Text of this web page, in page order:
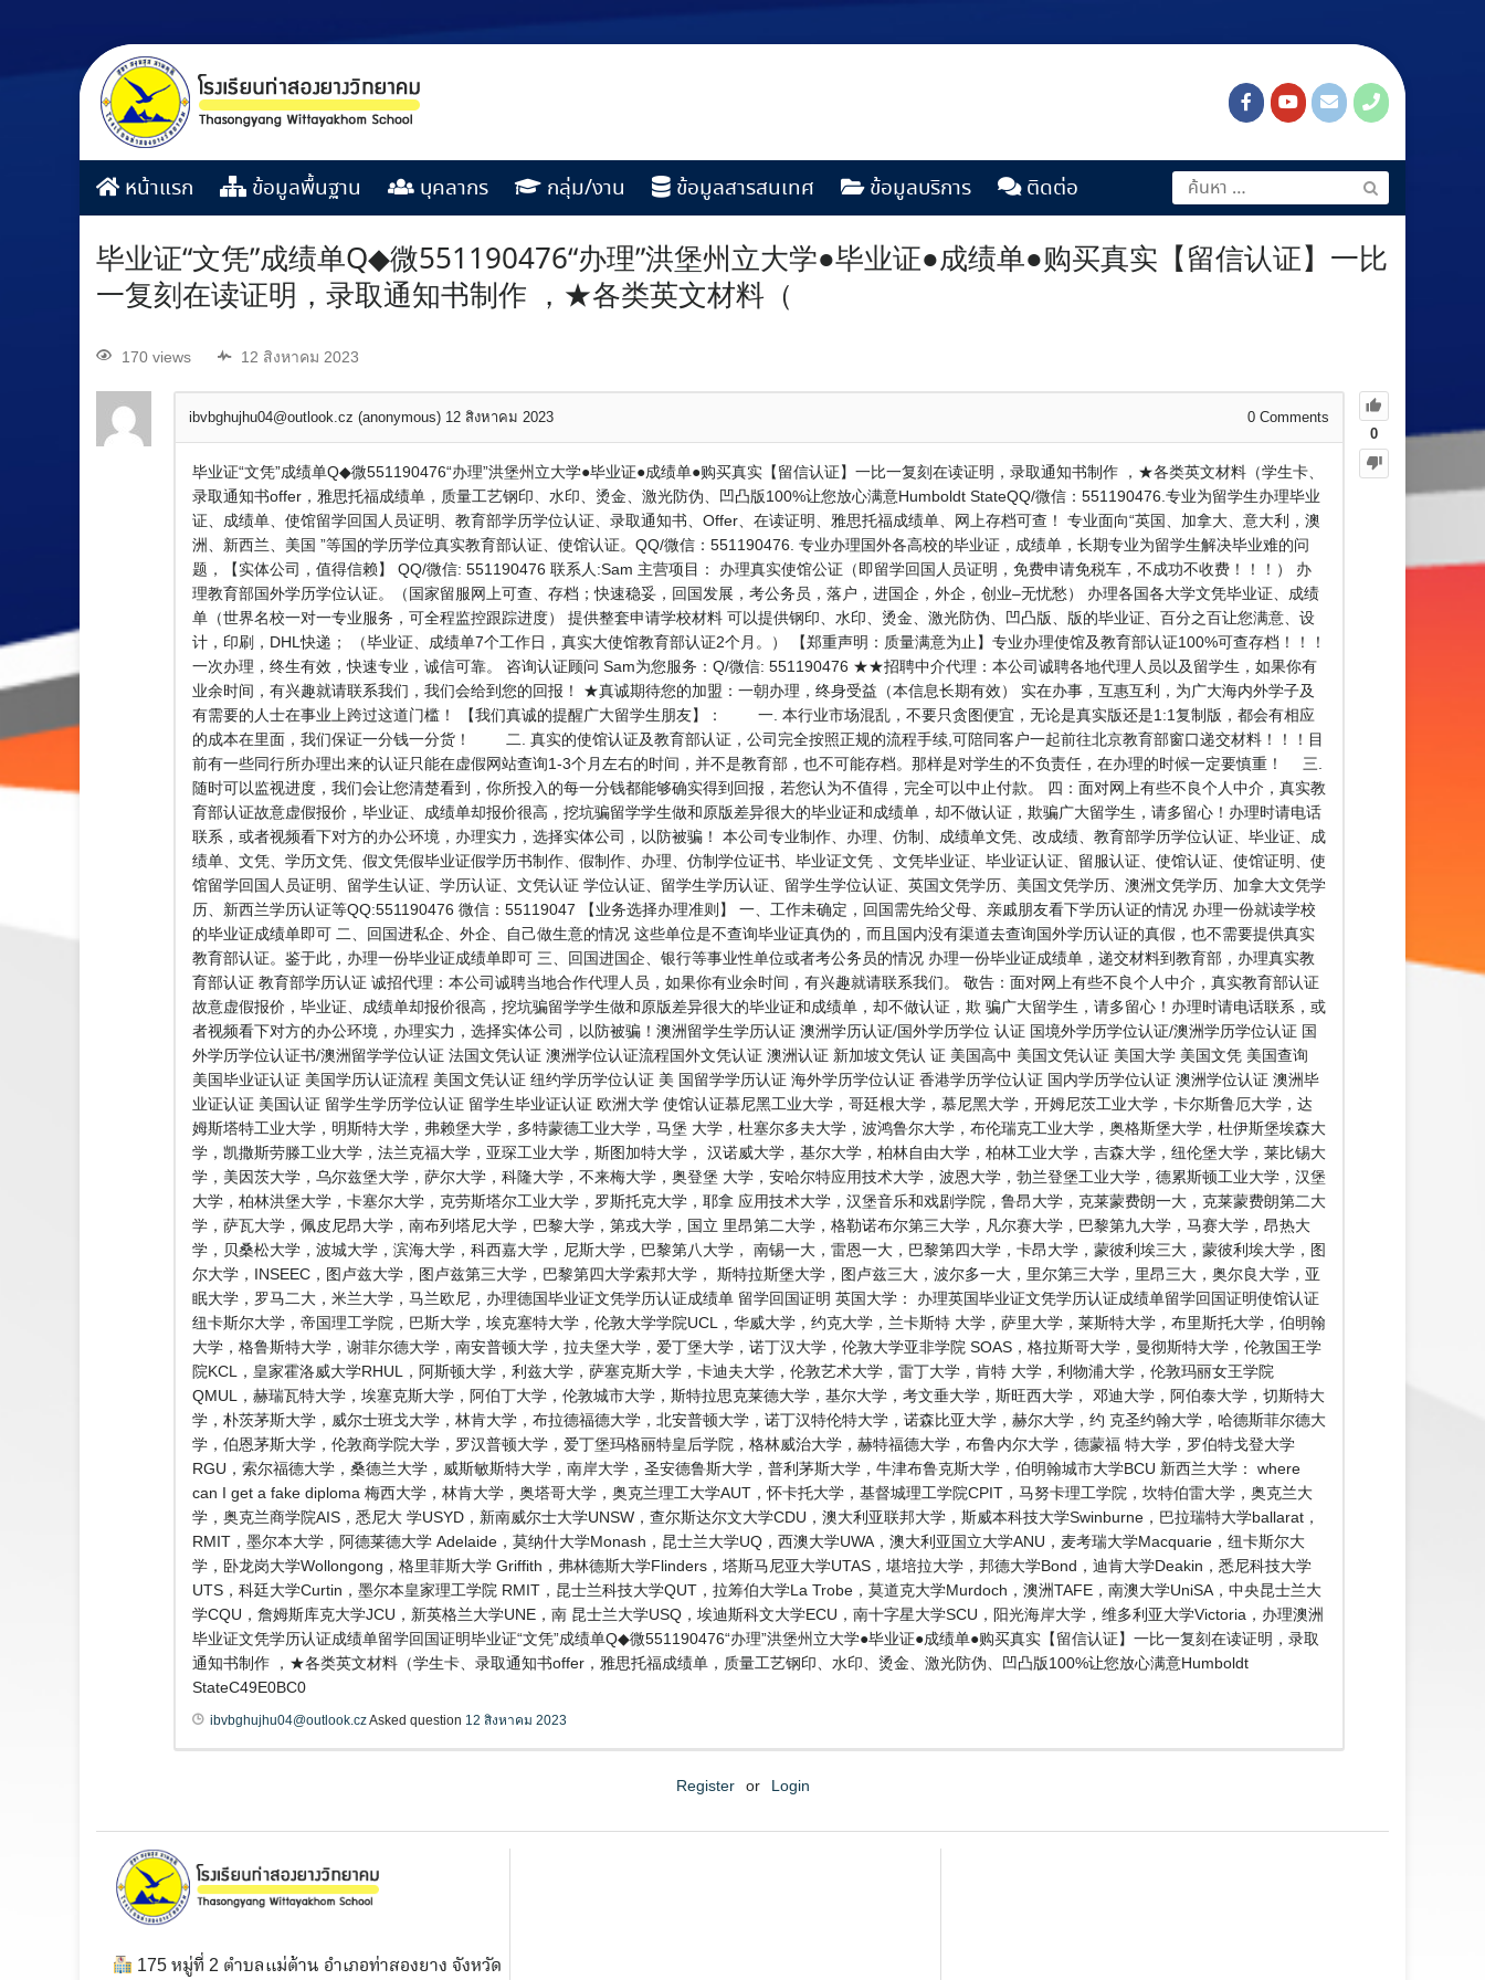
หน้าแรก ข้อมูลพื้นฐาน บุคลากร กลุ่ม/งาน ข้อมูลสารสนเทศ ข้อมูลบริการ ติดต่อ
毕业证“文凭”成绩单Q◆微551190476“办理”洪堡州立大学●毕业证●成绩单●购买真实【留信认证】一比
一复刻在读证明，录取通知书制作 ，★各类英文材料（
170 views 12 สิงหาคม 2023
0
ibvbghujhu04@outlook.cz (anonymous) 12 สิงหาคม 2023 0 Comments
毕业证“文凭”成绩单Q◆微551190476“办理”洪堡州立大学●毕业证●成绩单●购买真实【留信认证】一比一复刻在读证明，录取通知书制作 ，★各类英文材料（学生卡、
录取通知书offer，雅思托福成绩单，质量工艺钢印、水印、烫金、激光防伪、凹凸版100%让您放心满意Humboldt StateQQ/微信：551190476.专业为留学生办理毕业
证、成绩单、使馆留学回国人员证明、教育部学历学位认证、录取通知书、Offer、在读证明、雅思托福成绩单、网上存档可查！ 专业面向“英国、加拿大、意大利，澳
洲、新西兰、美国 ”等国的学历学位真实教育部认证、使馆认证。QQ/微信：551190476. 专业办理国外各高校的毕业证，成绩单，长期专业为留学生解决毕业难的问
题，【实体公司，值得信赖】 QQ/微信: 551190476 联系人:Sam 主营项目： 办理真实使馆公证（即留学回国人员证明，免费申请免税车，不成功不收费！！！） 办
理教育部国外学历学位认证。（国家留服网上可查、存档；快速稳妥，回国发展，考公务员，落户，进国企，外企，创业–无忧愁） 办理各国各大学文凭毕业证、成绩
单（世界名校一对一专业服务，可全程监控跟踪进度） 提供整套申请学校材料 可以提供钢印、水印、烫金、激光防伪、凹凸版、版的毕业证、百分之百让您满意、设
计，印刷，DHL快递； （毕业证、成绩单7个工作日，真实大使馆教育部认证2个月。） 【郑重声明：质量满意为止】专业办理使馆及教育部认证100%可查存档！！！
一次办理，终生有效，快速专业，诚信可靠。 咨询认证顾问 Sam为您服务：Q/微信: 551190476 ★★招聘中介代理：本公司诚聘各地代理人员以及留学生，如果你有
业余时间，有兴趣就请联系我们，我们会给到您的回报！ ★真诚期待您的加盟：一朝办理，终身受益（本信息长期有效） 实在办事，互惠互利，为广大海内外学子及
有需要的人士在事业上跨过这道门槛！ 【我们真诚的提醒广大留学生朋友】： 一. 本行业市场混乱，不要只贪图便宜，无论是真实版还是1:1复制版，都会有相应
的成本在里面，我们保证一分钱一分货！ 二. 真实的使馆认证及教育部认证，公司完全按照正规的流程手续,可陪同客户一起前往北京教育部窗口递交材料！！！目
前有一些同行所办理出来的认证只能在虚假网站查询1-3个月左右的时间，并不是教育部，也不可能存档。那样是对学生的不负责任，在办理的时候一定要慎重！ 三.
随时可以监视进度，我们会让您清楚看到，你所投入的每一分钱都能够确实得到回报，若您认为不值得，完全可以中止付款。 四：面对网上有些不良个人中介，真实教
育部认证故意虚假报价，毕业证、成绩单却报价很高，挖坑骗留学学生做和原版差异很大的毕业证和成绩单，却不做认证，欺骗广大留学生，请多留心！办理时请电话
联系，或者视频看下对方的办公环境，办理实力，选择实体公司，以防被骗！ 本公司专业制作、办理、仿制、成绩单文凭、改成绩、教育部学历学位认证、毕业证、成
绩单、文凭、学历文凭、假文凭假毕业证假学历书制作、假制作、办理、仿制学位证书、毕业证文凭 、文凭毕业证、毕业证认证、留服认证、使馆认证、使馆证明、使
馆留学回国人员证明、留学生认证、学历认证、文凭认证 学位认证、留学生学历认证、留学生学位认证、英国文凭学历、美国文凭学历、澳洲文凭学历、加拿大文凭学
历、新西兰学历认证等QQ:551190476 微信：55119047 【业务选择办理准则】 一、工作未确定，回国需先给父母、亲戚朋友看下学历认证的情况 办理一份就读学校
的毕业证成绩单即可 二、回国进私企、外企、自己做生意的情况 这些单位是不查询毕业证真伪的，而且国内没有渠道去查询国外学历认证的真假，也不需要提供真实
教育部认证。鉴于此，办理一份毕业证成绩单即可 三、回国进国企、银行等事业性单位或者考公务员的情况 办理一份毕业证成绩单，递交材料到教育部，办理真实教
育部认证 教育部学历认证 诚招代理：本公司诚聘当地合作代理人员，如果你有业余时间，有兴趣就请联系我们。 敬告：面对网上有些不良个人中介，真实教育部认证
故意虚假报价，毕业证、成绩单却报价很高，挖坑骗留学学生做和原版差异很大的毕业证和成绩单，却不做认证，欺 骗广大留学生，请多留心！办理时请电话联系，或
者视频看下对方的办公环境，办理实力，选择实体公司，以防被骗！澳洲留学生学历认证 澳洲学历认证/国外学历学位 认证 国境外学历学位认证/澳洲学历学位认证 国
外学历学位认证书/澳洲留学学位认证 法国文凭认证 澳洲学位认证流程国外文凭认证 澳洲认证 新加坡文凭认 证 美国高中 美国文凭认证 美国大学 美国文凭 美国查询
美国毕业证认证 美国学历认证流程 美国文凭认证 纽约学历学位认证 美 国留学学历认证 海外学历学位认证 香港学历学位认证 国内学历学位认证 澳洲学位认证 澳洲毕
业证认证 美国认证 留学生学历学位认证 留学生毕业证认证 欧洲大学 使馆认证慕尼黑工业大学，哥廷根大学，慕尼黑大学，开姆尼茨工业大学，卡尔斯鲁厄大学，达
姆斯塔特工业大学，明斯特大学，弗赖堡大学，多特蒙德工业大学，马堡 大学，杜塞尔多夫大学，波鸿鲁尔大学，布伦瑞克工业大学，奥格斯堡大学，杜伊斯堡埃森大
学，凯撒斯劳滕工业大学，法兰克福大学，亚琛工业大学，斯图加特大学， 汉诺威大学，基尔大学，柏林自由大学，柏林工业大学，吉森大学，纽伦堡大学，莱比锡大
学，美因茨大学，乌尔兹堡大学，萨尔大学，科隆大学，不来梅大学，奥登堡 大学，安哈尔特应用技术大学，波恩大学，勃兰登堡工业大学，德累斯顿工业大学，汉堡
大学，柏林洪堡大学，卡塞尔大学，克劳斯塔尔工业大学，罗斯托克大学，耶拿 应用技术大学，汉堡音乐和戏剧学院，鲁昂大学，克莱蒙费朗一大，克莱蒙费朗第二大
学，萨瓦大学，佩皮尼昂大学，南布列塔尼大学，巴黎大学，第戎大学，国立 里昂第二大学，格勒诺布尔第三大学，凡尔赛大学，巴黎第九大学，马赛大学，昂热大
学，贝桑松大学，波城大学，滨海大学，科西嘉大学，尼斯大学，巴黎第八大学， 南锡一大，雷恩一大，巴黎第四大学，卡昂大学，蒙彼利埃三大，蒙彼利埃大学，图
尔大学，INSEEC，图卢兹大学，图卢兹第三大学，巴黎第四大学索邦大学， 斯特拉斯堡大学，图卢兹三大，波尔多一大，里尔第三大学，里昂三大，奥尔良大学，亚
眠大学，罗马二大，米兰大学，马兰欧尼，办理德国毕业证文凭学历认证成绩单 留学回国证明 英国大学： 办理英国毕业证文凭学历认证成绩单留学回国证明使馆认证
纽卡斯尔大学，帝国理工学院，巴斯大学，埃克塞特大学，伦敦大学学院UCL，华威大学，约克大学，兰卡斯特 大学，萨里大学，莱斯特大学，布里斯托大学，伯明翰
大学，格鲁斯特大学，谢菲尔德大学，南安普顿大学，拉夫堡大学，爱丁堡大学，诺丁汉大学，伦敦大学亚非学院 SOAS，格拉斯哥大学，曼彻斯特大学，伦敦国王学
院KCL，皇家霍洛威大学RHUL，阿斯顿大学，利兹大学，萨塞克斯大学，卡迪夫大学，伦敦艺术大学，雷丁大学，肯特 大学，利物浦大学，伦敦玛丽女王学院
QMUL，赫瑞瓦特大学，埃塞克斯大学，阿伯丁大学，伦敦城市大学，斯特拉思克莱德大学，基尔大学，考文垂大学，斯旺西大学， 邓迪大学，阿伯泰大学，切斯特大
学，朴茨茅斯大学，威尔士班戈大学，林肯大学，布拉德福德大学，北安普顿大学，诺丁汉特伦特大学，诺森比亚大学，赫尔大学，约 克圣约翰大学，哈德斯菲尔德大
学，伯恩茅斯大学，伦敦商学院大学，罗汉普顿大学，爱丁堡玛格丽特皇后学院，格林威治大学，赫特福德大学，布鲁内尔大学，德蒙福 特大学，罗伯特戈登大学
RGU，索尔福德大学，桑德兰大学，威斯敏斯特大学，南岸大学，圣安德鲁斯大学，普利茅斯大学，牛津布鲁克斯大学，伯明翰城市大学BCU 新西兰大学： where
can I get a fake diploma 梅西大学，林肯大学，奥塔哥大学，奥克兰理工大学AUT，怀卡托大学，基督城理工学院CPIT，马努卡理工学院，坎特伯雷大学，奥克兰大
学，奥克兰商学院AIS，悉尼大 学USYD，新南威尔士大学UNSW，查尔斯达尔文大学CDU，澳大利亚联邦大学，斯威本科技大学Swinburne，巴拉瑞特大学ballarat，
RMIT，墨尔本大学，阿德莱德大学 Adelaide，莫纳什大学Monash，昆士兰大学UQ，西澳大学UWA，澳大利亚国立大学ANU，麦考瑞大学Macquarie，纽卡斯尔大
学，卧龙岗大学Wollongong，格里菲斯大学 Griffith，弗林德斯大学Flinders，塔斯马尼亚大学UTAS，堪培拉大学，邦德大学Bond，迪肯大学Deakin，悉尼科技大学
UTS，科廷大学Curtin，墨尔本皇家理工学院 RMIT，昆士兰科技大学QUT，拉筹伯大学La Trobe，莫道克大学Murdoch，澳洲TAFE，南澳大学UniSA，中央昆士兰大
学CQU，詹姆斯库克大学JCU，新英格兰大学UNE，南 昆士兰大学USQ，埃迪斯科文大学ECU，南十字星大学SCU，阳光海岸大学，维多利亚大学Victoria，办理澳洲
毕业证文凭学历认证成绩单留学回国证明毕业证“文凭”成绩单Q◆微551190476“办理”洪堡州立大学●毕业证●成绩单●购买真实【留信认证】一比一复刻在读证明，录取
通知书制作 ，★各类英文材料（学生卡、录取通知书offer，雅思托福成绩单，质量工艺钢印、水印、烫金、激光防伪、凹凸版100%让您放心满意Humboldt
StateC49E0BC0
ibvbghujhu04@outlook.czAsked question 12 สิงหาคม 2023
Register or Login
175 หมู่ที่ 2 ตำบลแม่ต้าน อำเภอท่าสองยาง จังหวัด